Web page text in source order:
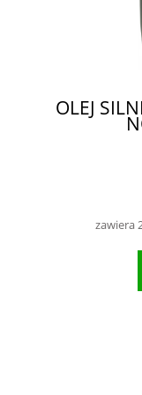
OLEJ
zawiera